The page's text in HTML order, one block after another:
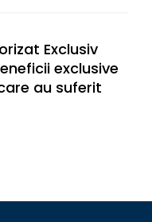
Exclusiv
exclusive
au suferit